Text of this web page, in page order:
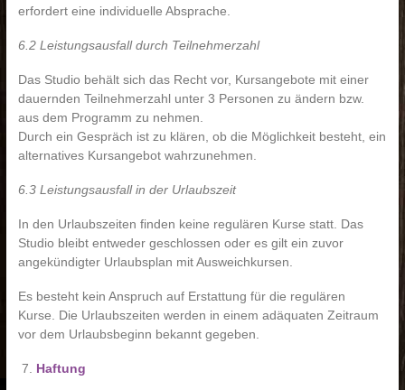
erfordert eine individuelle Absprache.
6.2 Leistungsausfall durch Teilnehmerzahl
Das Studio behält sich das Recht vor, Kursangebote mit einer
dauernden Teilnehmerzahl unter 3 Personen zu ändern bzw.
aus dem Programm zu nehmen.
Durch ein Gespräch ist zu klären, ob die Möglichkeit besteht, ein
alternatives Kursangebot wahrzunehmen.
6.3 Leistungsausfall in der Urlaubszeit
In den Urlaubszeiten finden keine regulären Kurse statt. Das
Studio bleibt entweder geschlossen oder es gilt ein zuvor
angekündigter Urlaubsplan mit Ausweichkursen.
Es besteht kein Anspruch auf Erstattung für die regulären
Kurse. Die Urlaubszeiten werden in einem adäquaten Zeitraum
vor dem Urlaubsbeginn bekannt gegeben.
Haftung